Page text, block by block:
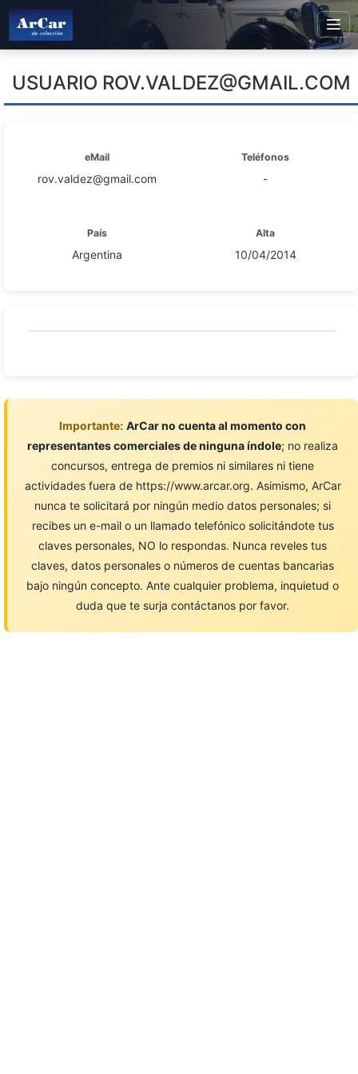
USUARIO ROV.VALDEZ@GMAIL.COM
eMail
rov.valdez@gmail.com
Teléfonos
-
País
Argentina
Alta
10/04/2014
Importante: ArCar no cuenta al momento con
representantes comerciales de ninguna índole; no realiza
concursos, entrega de premios ni similares ni tiene
actividades fuera de https://www.arcar.org. Asimismo, ArCar
nunca te solicitará por ningún medio datos personales; si
recibes un e-mail o un llamado telefónico solicitándote tus
claves personales, NO lo respondas. Nunca reveles tus
claves, datos personales o números de cuentas bancarias
bajo ningún concepto. Ante cualquier problema, inquietud o
duda que te surja contáctanos por favor.